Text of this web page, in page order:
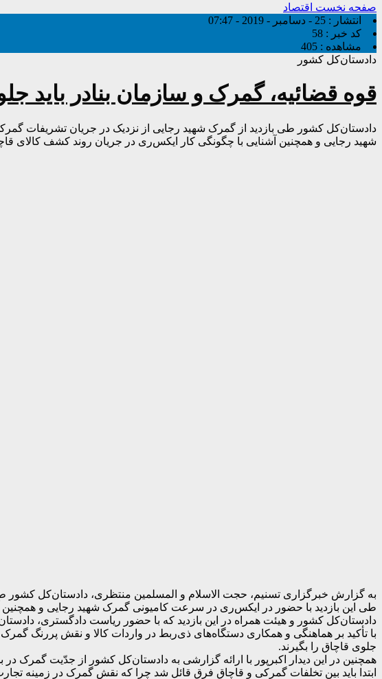
صفحه نخست اقتصاد
انتشار : 25 - دسامبر - 2019 - 07:47
کد خبر : 58
مشاهده : 405
دادستان‌کل کشور
قوه قضائیه، گمرک و سازمان بنادر باید
دادستان‌کل کشور طی بازدید از گمرک شهید رجایی از نزدیک در جریان تشریفات
شهید رجایی و همچنین آشنایی با چگونگی کار ایکس‌ری در جریان روند کشف کالای
به گزارش خبرگزاری تسنیم، حجت الاسلام و المسلمین منتظری، دادستان‌کل کشور
طی این بازدید با حضور در ایکس‌ری در سرعت کامیونی گمرک شهید رجایی و
دادستان‌کل کشور و هیئت همراه در این بازدید که با حضور ریاست دادگستری،
با تأکید بر هماهنگی و همکاری دستگاه‌های ذی‌ربط در واردات کالا و نقش پررنگ گمرک
جلوی قاچاق را بگیرند.
همچنین در این دیدار اکبرپور با ارائه گزارشی به دادستان‌کل کشور از جدّیت گمرک
ابتدا باید بین تخلفات گمرکی و قاچاق فرق قائل شد چرا که نقش گمرک در زمینه